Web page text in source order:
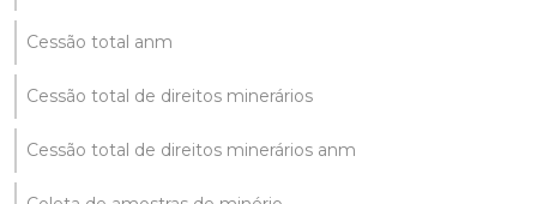
Cessão total anm
Cessão total de direitos minerários
Cessão total de direitos minerários anm